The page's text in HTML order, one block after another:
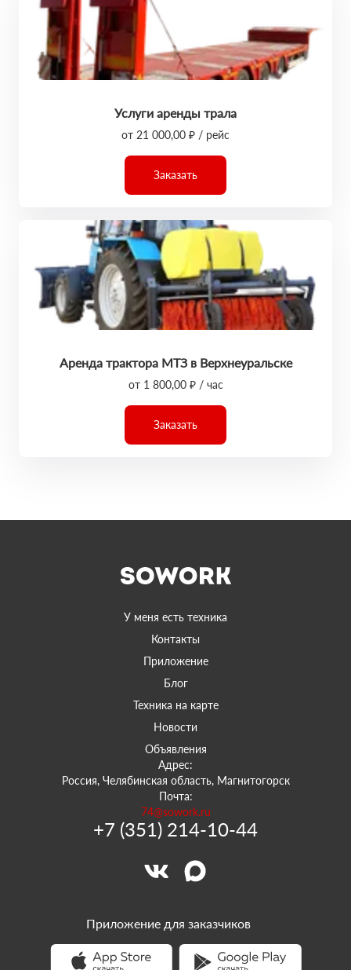
Услуги аренды трала
от 21 000,00 ₽ / рейс
Заказать
Аренда трактора МТЗ в Верхнеуральске
от 1 800,00 ₽ / час
Заказать
У меня есть техника
Контакты
Приложение
Блог
Техника на карте
Новости
Объявления
Адрес:
Россия, Челябинская область, Магнитогорск
Почта:
74@sowork.ru
+7 (351) 214-10-44
Приложение для заказчиков